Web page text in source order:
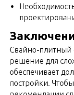
Свайно-плитный
решение для
обеспечивает
постройки.